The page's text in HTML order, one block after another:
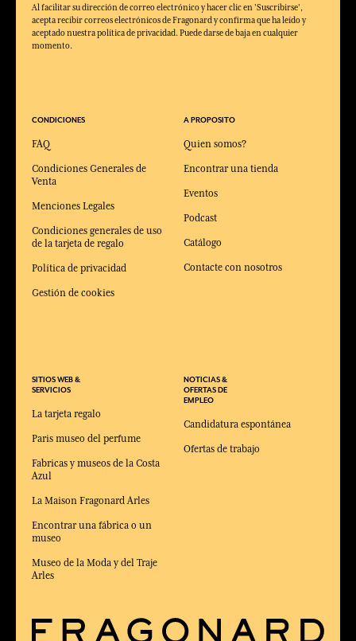
Al facilitar su dirección de correo electrónico y hacer clic en 'Suscribirse',
acepta recibir correos electrónicos de Fragonard y confirma que ha leído y
aceptado nuestra política de privacidad. Puede darse de baja en cualquier
momento.
CONDICIONES
FAQ
Condiciones Generales de
Venta
Menciones Legales
Condiciones generales de uso
de la tarjeta de regalo
Política de privacidad
Gestión de cookies
SITIOS WEB &
SERVICIOS
La tarjeta regalo
Paris museo del perfume
Fabricas y museos de la Costa
Azul
La Maison Fragonard Arles
Encontrar una fábrica o un
museo
Museo de la Moda y del Traje
Arles
A PROPOSITO
Quien somos?
Encontrar una tienda
Eventos
Podcast
Catálogo
Contacte con nosotros
NOTICIAS &
OFERTAS DE
EMPLEO
Candidatura espontánea
Ofertas de trabajo